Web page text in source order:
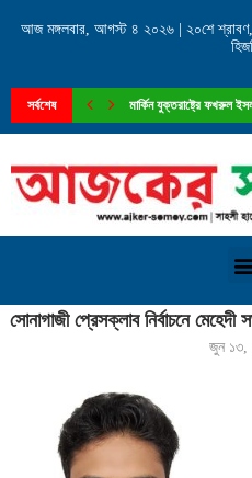
আজ মঙ্গলবার, আগস্ট ৪ ২০২৬ | ২০শে শ্রাবণ,
সর্বশেষ মার্কিন যুক্তরাষ্ট্রে ফখরুল
সোনাগাজী প্রেসক্লাব নির্বাচনে মেহেদী
সোনাগাজী প্রেসক্লাব নির্বাচনে মেহেদী
জুন ১৩,